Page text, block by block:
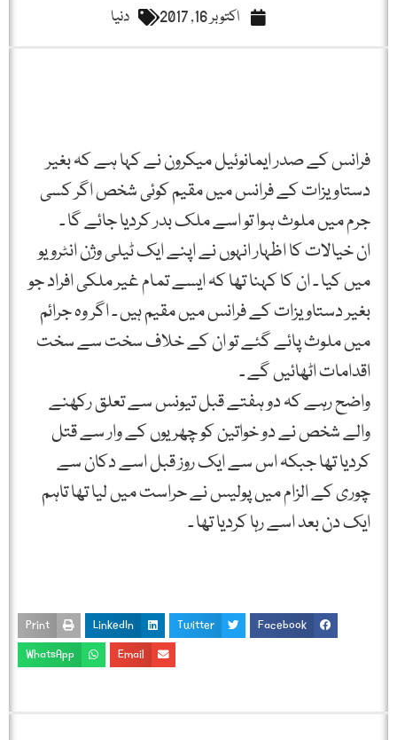
اکتوبر 16, 2017 دنیا
فرانس کے صدر ایمانوئیل میکرون نے کہا ہے کہ بغیر
دستاویزات کے فرانس میں مقیم کوئی شخص اگر کسی
جرم میں ملوث ہوا تو اسے ملک بدر کردیا جائے گا ۔
ان خیالات کا اظہار انہوں نے اپنے ایک ٹیلی وژن انٹرویو
میں کیا ۔ ان کا کہنا تھا کہ ایسے تمام غیر ملکی افراد جو
بغیر دستاویزات کے فرانس میں مقیم ہیں ۔ اگر وہ جرائم
میں ملوث پائے گئے تو ان کے خلاف سخت سے سخت
اقدامات اٹھائیں گے ۔
واضح رہے کہ دو ہفتے قبل تیونس سے تعلق رکھنے
والے شخص نے دو خواتین کو چھریوں کے وار سے قتل
کردیا تھا جبکہ اس سے ایک روز قبل اسے دکان سے
چوری کے الزام میں پولیس نے حراست میں لیا تھا تاہم
ایک دن بعد اسے رہا کردیا تھا ۔
Facebook
Twitter
LinkedIn
Print
Email
WhatsApp